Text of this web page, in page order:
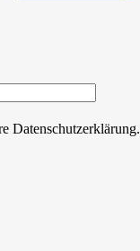
Datenschutzerklärung.